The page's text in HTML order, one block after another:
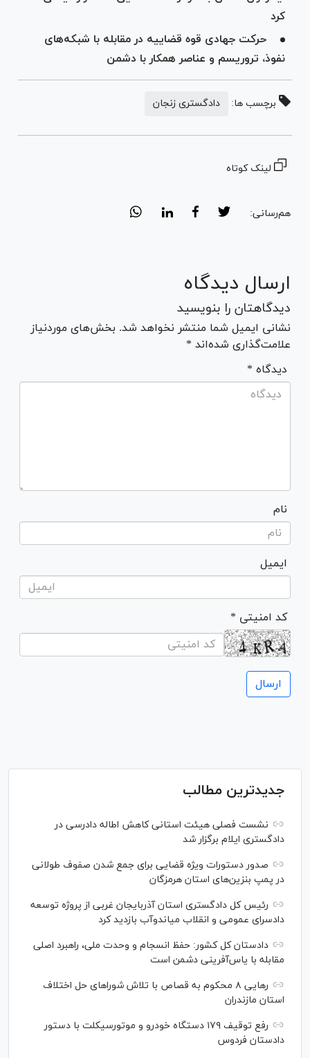
کرد
حرکت جهادی قوه قضاییه در مقابله با شبکه‌های
نفوذ، تروریسم و عناصر همکار با دشمن
برچسب ها: دادگستری زنجان
لینک کوتاه
هم‌رسانی:
ارسال دیدگاه
دیدگاهتان را بنویسید
نشانی ایمیل شما منتشر نخواهد شد. بخش‌های موردنیاز
علامت‌گذاری شده‌اند *
* دیدگاه
نام
ایمیل
* کد امنیتی
جدیدترین مطالب
نشست فصلی هیئت استانی کاهش اطاله دادرسی در
دادگستری ایلام برگزار شد
صدور دستورات ویژه قضایی برای جمع شدن صفوف طولانی
در پمپ بنزین‌های استان هرمزگان
رئیس کل دادگستری استان آذربایجان غربی از پروژه توسعه
دادسرای عمومی و انقلاب میاندوآب بازدید کرد
دادستان کل کشور: حفظ انسجام و وحدت ملی، راهبرد اصلی
مقابله با یاس‌آفرینی دشمن است
رهایی ۸ محکوم به قصاص با تلاش شورا‌های حل اختلاف
استان مازندران
رفع توقیف ۱۷۹ دستگاه خودرو و موتورسیکلت با دستور
دادستان فردوس